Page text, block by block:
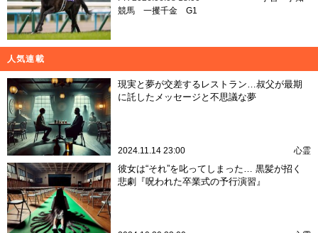
競馬 一攫千金 G1
人気連載
現実と夢が交差するレストラン…叔父が最期
に託したメッセージと不思議な夢
2024.11.14 23:00 心霊
彼女は“それ”を叱ってしまった… 黒髪が招く
悲劇『呪われた卒業式の予行演習』